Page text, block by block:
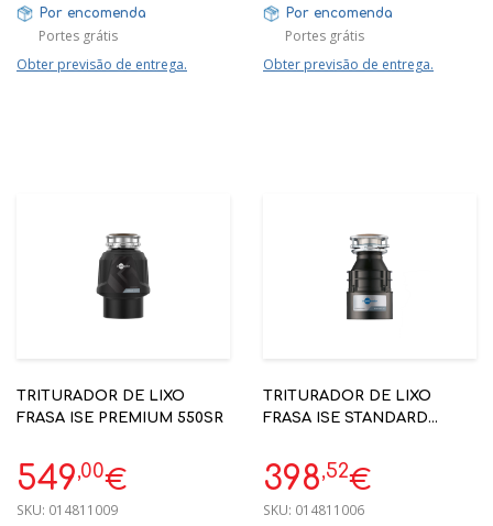
Por encomenda
Portes grátis
Obter previsão de entrega.
Por encomenda
Portes grátis
Obter previsão de entrega.
TRITURADOR DE LIXO
FRASA ISE PREMIUM 550SR
549,00€
SKU: 014811009
TRITURADOR DE LIXO
FRASA ISE STANDARD
INSINKERATOR
398,52€
SKU: 014811006